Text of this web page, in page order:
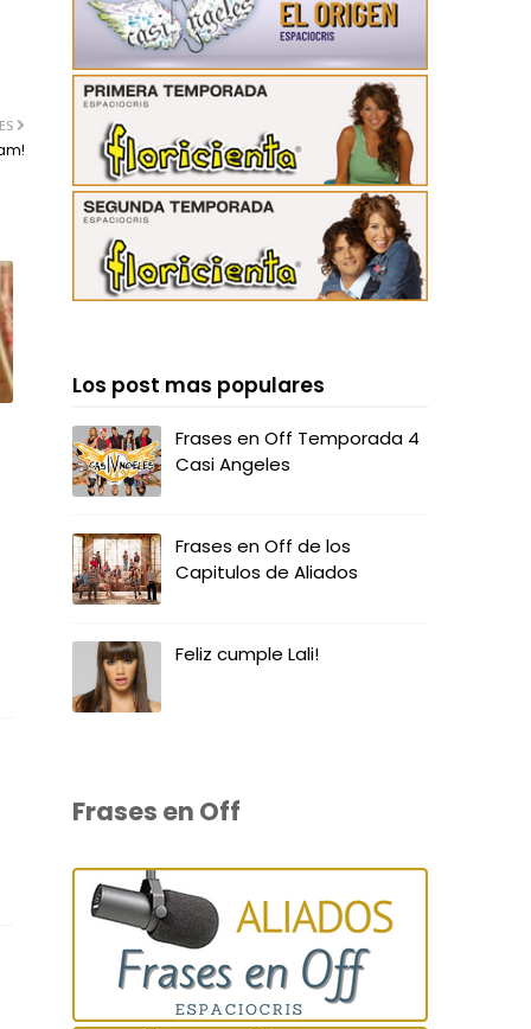
Los post mas populares
Frases en Off Temporada 4
Casi Angeles
Frases en Off de los
Capitulos de Aliados
Feliz cumple Lali!
Frases en Off